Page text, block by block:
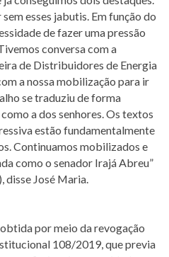
esses jabutis. Em função do
de fazer uma pressão
conversa com a
de Distribuidores de Energia
a nossa mobilização para ir
se traduziu de forma
a dos senhores. Os textos
estão fundamentalmente
Continuamos mobilizados e
como o senador Irajá Abreu”
disse José Maria.
por meio da revogação
108/2019, que previa